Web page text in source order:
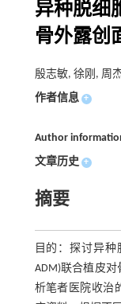
异种脱细
骨外露创
殷志敏, 徐刚, 周
作者信息 +
Author
文章历史 +
摘要
目的：探讨异种
ADM)联合植皮
析笔者医院收治